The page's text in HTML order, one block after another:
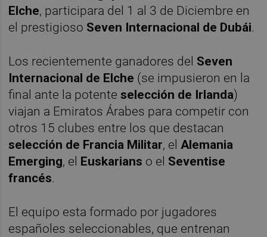
Elche, participara del 1 al 3 de Diciembre en
el prestigioso Seven Internacional de Dubái.
Los recientemente ganadores del Seven
Internacional de Elche (se impusieron en la
final ante la potenteselección de Irlanda)
viajan a Emiratos Árabes para competir con
otros 15 clubes entre los que destacan
selección de Francia Militar, el Alemania
Emerging, el Euskarians o el Seventise
francés.
El equipo esta formado por jugadores
españoles seleccionables, que entrenan